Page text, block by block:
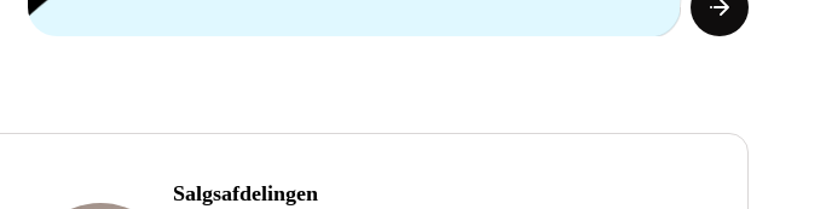
Salgsafdelingen